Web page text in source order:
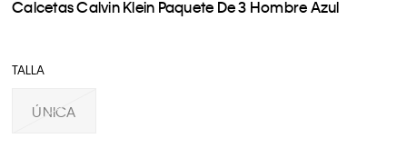
Calcetas Calvin Klein Paquete De 3 Hombre Azul
TALLA
ÚNICA